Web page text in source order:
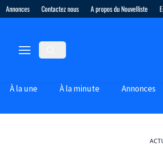
Annonces Contactez nous A propos du Nouvelliste
À la une À la minute Annonces